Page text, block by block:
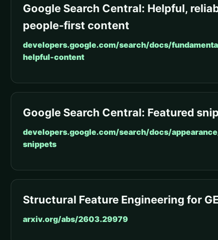
Google Search Central: Helpful,
people-first content
developers.google.com/search/docs/
helpful-content
Google Search Central: Featured
developers.google.com/search/docs/
snippets
Structural Feature Engineering for
arxiv.org/abs/2603.29979